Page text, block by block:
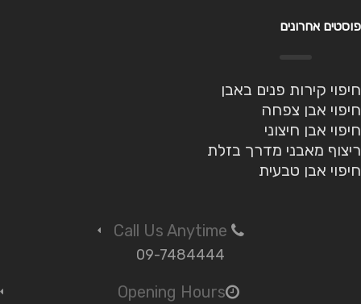
פוסטים אחרונים
חיפוי קירות פנים באבן
חיפוי אבן צפחה
חיפוי אבן חיצוני
ריצוף מאבני מדרך בזלת
חיפוי אבן טבעית
09-7484444
Opening Hours